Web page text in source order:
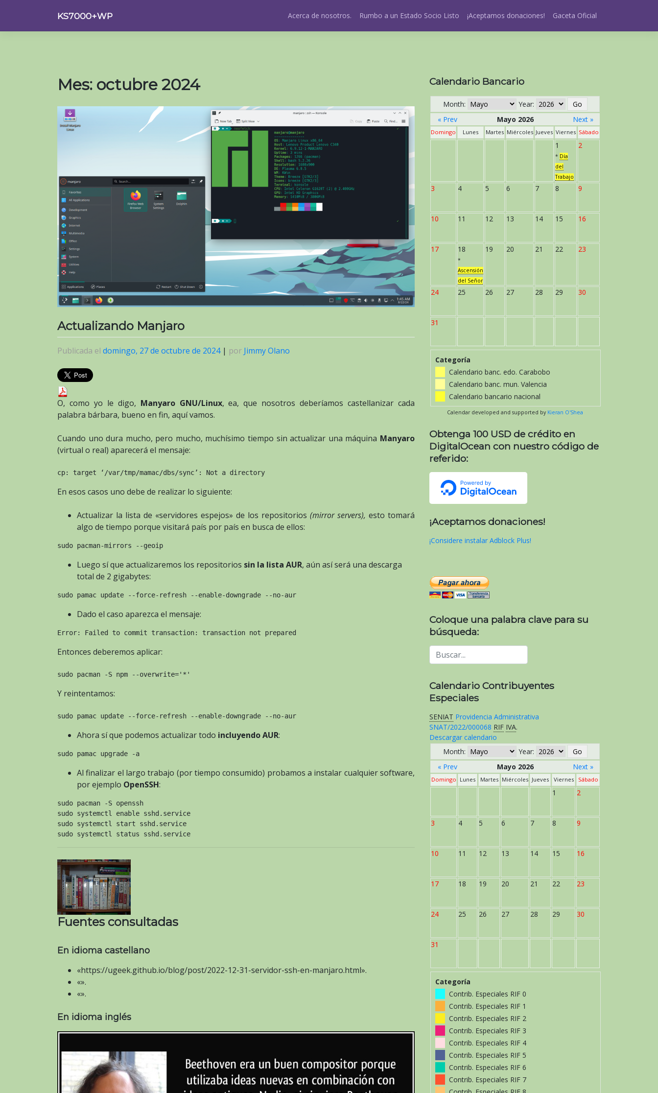
contenido
KS7000+WP Acerca de nosotros. Rumbo a un Estado Socio Listo ¡Aceptamos donaciones! Gaceta Oficial
Mes: octubre 2024
Actualizando Manjaro
Publicada el domingo, 27 de octubre de 2024| por Jimmy Olano
O, como yo le digo, Manyaro GNU/Linux, ea, que nosotros deberíamos castellanizar cada
palabra bárbara, bueno en fin, aquí vamos.
Cuando uno dura mucho, pero mucho, muchísimo tiempo sin actualizar una máquina Manyaro
(virtual o real) aparecerá el mensaje:
cp: target ‘/var/tmp/mamac/dbs/sync’: Not a directory
En esos casos uno debe de realizar lo siguiente:
Actualizar la lista de «servidores espejos» de los repositorios (mirror servers), esto tomará
algo de tiempo porque visitará país por país en busca de ellos:
sudo pacman-mirrors --geoip
Luego sí que actualizaremos los repositorios sin la lista AUR, aún así será una descarga
total de 2 gigabytes:
sudo pamac update --force-refresh --enable-downgrade --no-aur
Dado el caso aparezca el mensaje:
Error: Failed to commit transaction: transaction not prepared
Entonces deberemos aplicar:
sudo pacman -S npm --overwrite='*'
Y reintentamos:
sudo pamac update --force-refresh --enable-downgrade --no-aur
Ahora sí que podemos actualizar todo incluyendo AUR:
sudo pamac upgrade -a
Al finalizar el largo trabajo (por tiempo consumido) probamos a instalar cualquier software,
por ejemplo OpenSSH:
sudo pacman -S openssh
sudo systemctl enable sshd.service
sudo systemctl start sshd.service
sudo systemctl status sshd.service
Fuentes consultadas
En idioma castellano
«https://ugeek.github.io/blog/post/2022-12-31-servidor-ssh-en-manjaro.html».
«».
«».
En idioma inglés
Calendario Bancario
Month:
Year:
« Prev
Mayo 2026 Next »
Domingo Lunes Martes Miércoles Jueves Viernes Sábado
1
* Día
del
Trabajo
2
3 4 5 6 7 8 9
10 11 12 13 14 15 16
17 18
*
Ascensión
del Señor
19 20 21 22 23
24 25 26 27 28 29 30
31
Categoría
Calendario banc. edo. Carabobo
Calendario banc. mun. Valencia
Calendario bancario nacional
Calendar developed and supported by Kieran O'Shea
Obtenga 100 USD de crédito en
DigitalOcean con nuestro código de
referido:
¡Aceptamos donaciones!
¡Considere instalar Adblock Plus!
Coloque una palabra clave para su
búsqueda:
Calendario Contribuyentes
Especiales
SENIAT Providencia Administrativa
SNAT/2022/000068 RIF IVA.
Descargar calendario
Month:
Year:
« Prev
Mayo 2026 Next »
Domingo Lunes Martes Miércoles Jueves Viernes Sábado
1 2
3 4 5 6 7 8 9
10 11 12 13 14 15 16
17 18 19 20 21 22 23
24 25 26 27 28 29 30
31
Categoría
Contrib. Especiales RIF 0
Contrib. Especiales RIF 1
Contrib. Especiales RIF 2
Contrib. Especiales RIF 3
Contrib. Especiales RIF 4
Contrib. Especiales RIF 5
Contrib. Especiales RIF 6
Contrib. Especiales RIF 7